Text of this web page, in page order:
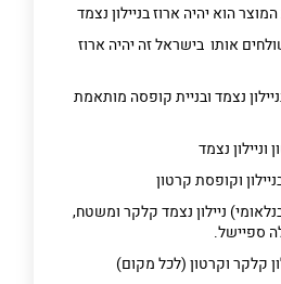
הוא יהיה ארוז בניילון נצמד
אותו בישראל זה יהיה ארוז
נצמד ובניית קופסה מותאמת
וניילון נצמד
וקופסת קרטון
ניילון נצמד קלקר ומשטח,
ספיישל.
קלקר וקרטון (לכל מקום)